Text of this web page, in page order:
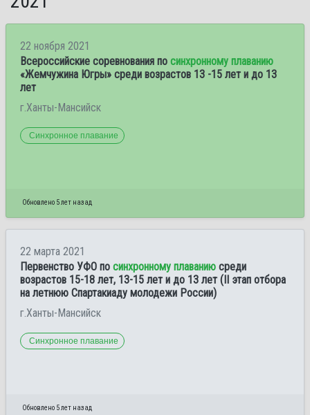
22 ноября 2021
Всероссийские соревнования по синхронному плаванию
«Жемчужина Югры» среди возрастов 13 -15 лет и до 13
лет
г.Ханты-Мансийск
Синхронное плавание
Обновлено 5 лет назад
22 марта 2021
Первенство УФО по синхронному плаванию среди
возрастов 15-18 лет, 13-15 лет и до 13 лет (II этап отбора
на летнюю Спартакиаду молодежи России)
г.Ханты-Мансийск
Синхронное плавание
Обновлено 5 лет назад